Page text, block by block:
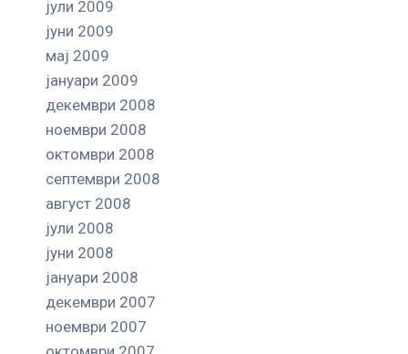
јули 2009
јуни 2009
мај 2009
јануари 2009
декември 2008
ноември 2008
октомври 2008
септември 2008
август 2008
јули 2008
јуни 2008
јануари 2008
декември 2007
ноември 2007